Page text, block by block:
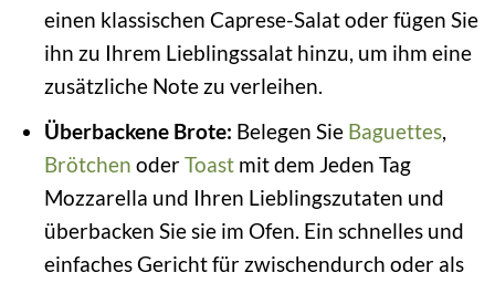
einen klassischen Caprese-Salat oder fügen Sie
ihn zu Ihrem Lieblingssalat hinzu, um ihm eine
zusätzliche Note zu verleihen.
Überbackene Brote: Belegen Sie Baguettes,
Brötchen oderToastmit dem Jeden Tag
Mozzarella und Ihren Lieblingszutaten und
überbacken Sie sie im Ofen. Ein schnelles und
einfaches Gericht für zwischendurch oder als